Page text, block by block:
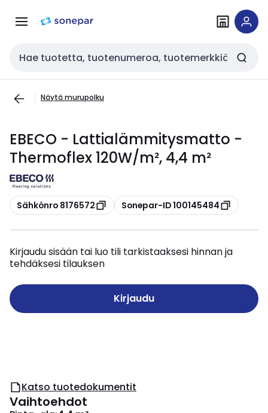
navigointiinsisältöön
Haku
Näytä murupolku
EBECO - Lattialämmitysmatto -
Thermoflex 120W/m², 4,4 m²
Kopioi
Sähkönro 8176572 Kopioi
Sonepar-ID 100145484
Kirjaudu sisään tai luo tili tarkistaaksesi hinnan ja
tehdäksesi tilauksen
Kirjaudu
Katso tuotedokumentit
Vaihtoehdot